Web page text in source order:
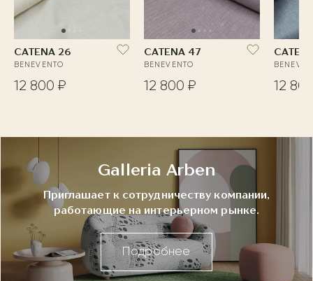
CATENA 26
BENEVENTO
12 800 ₽
CATENA 47
BENEVENTO
12 800 ₽ 12
Galleria Arben
Приглашает к сотрудничеству компании,
работающие на интерьерном рынке.
Подробнее